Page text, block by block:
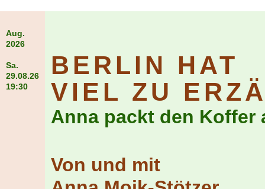
Aug.
2026
Sa.
29.08.26
19:30
BERLIN HAT
VIEL ZU
Anna packt den Koffer
Von und mit